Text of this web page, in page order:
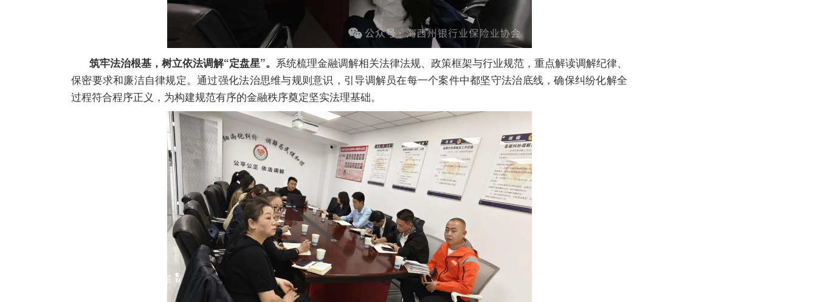
筑牢法治根基，树立依法调解“定盘星”。 系统梳理金融调解相关法律法规、政策框架与行业规范，重点解读调解纪律、
保密要求和廉洁自律规定。通过强化法治思维与规则意识，引导调解员在每一个案件中都坚守法治底线，确保纠纷化解全
过程符合程序正义，为构建规范有序的金融秩序奠定坚实法理基础。